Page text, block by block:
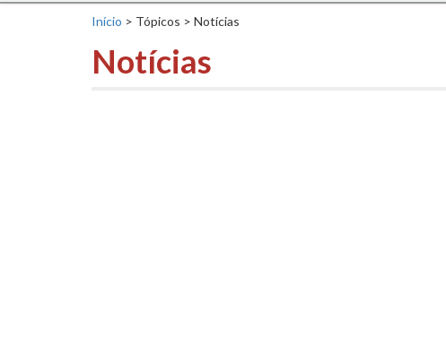
Início > Tópicos > Notícias
Notícias